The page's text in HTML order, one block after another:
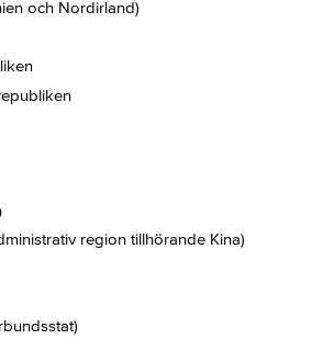
och Nordirland)
region tillhörande Kina)